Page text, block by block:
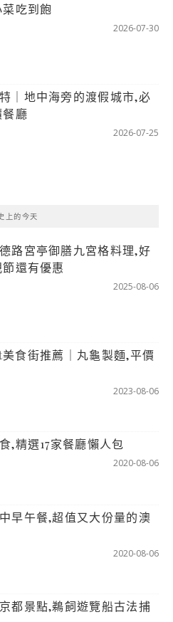
吃到飽
2026-07-30
｜地中海旁的渡假城市,必
廳
2026-07-25
上的今天
路宮亭御膳九宮格料理,好
還有優惠
2025-08-06
食街推薦｜丸龜製麵,平價
2023-08-06
,精選17家餐廳懶人包
2020-08-06
早午餐,超值又大份量的澳
2020-08-06
都景點,鵜飼遊覽船古法捕